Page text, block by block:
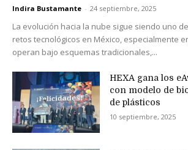
Indira Bustamante - 24 septiembre, 2025
La evolución hacia la nube sigue siendo uno
retos tecnológicos en México, especialmente
operan bajo esquemas tradicionales,...
HEXA gana los
con modelo de
de plásticos
10 septiembre, 2025